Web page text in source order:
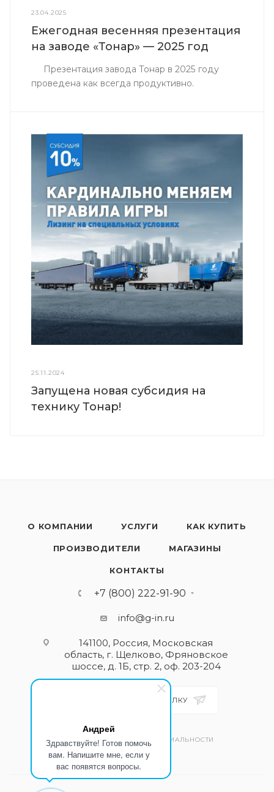
Андрей
Здравствуйте! Готов помочь
вам. Напишите мне, если у
вас появятся вопросы.
23.04.2025
Ежегодная весенняя презентация
на заводе «Тонар» — 2025 год
Презентация завода Тонар в 2025 году
проведена как всегда продуктивно.
25.11.2024
Запущена новая субсидия на
технику Тонар!
О КОМПАНИИ УСЛУГИ КАК КУПИТЬ
ПРОИЗВОДИТЕЛИ МАГАЗИНЫ
КОНТАКТЫ
+7 (800) 222-91-90
info@g-in.ru
141100, Россия, Московская
область, г. Щелково, Фряновское
шоссе, д. 1Б, стр. 2, оф. 203-204
ПОДПИСАТЬСЯ НА РАССЫЛКУ
ПОЛИТИКА КОНФИДЕНЦИАЛЬНОСТИ